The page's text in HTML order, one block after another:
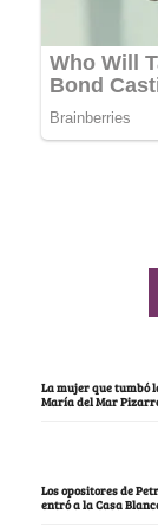
La mujer que tumbó
María del Mar
Los opositores de
entró a la Casa